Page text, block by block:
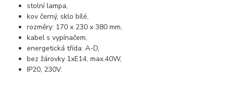
stolní lampa,
kov černý, sklo bílé,
rozměry: 170 x 230 x 380 mm,
kabel s vypínačem,
energetická třída: A-D,
bez žárovky 1xE14, max.40W,
IP20, 230V.